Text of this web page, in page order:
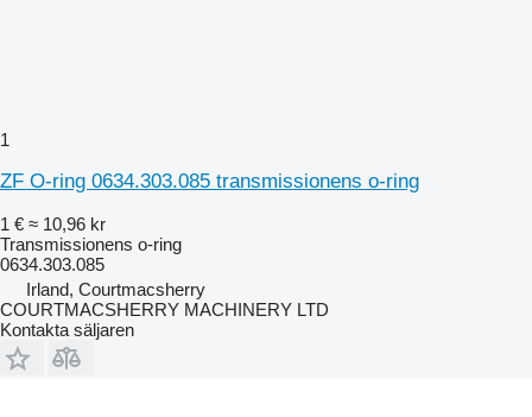
1
ZF O-ring 0634.303.085 transmissionens o-ring
1 € ≈ 10,96 kr
Transmissionens o-ring
0634.303.085
Irland, Courtmacsherry
COURTMACSHERRY MACHINERY LTD
Kontakta säljaren